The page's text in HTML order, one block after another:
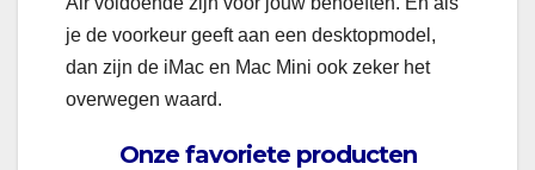
je de voorkeur geeft aan een desktopmodel,
dan zijn de iMac en Mac Mini ook zeker het
overwegen waard.
Onze favoriete producten